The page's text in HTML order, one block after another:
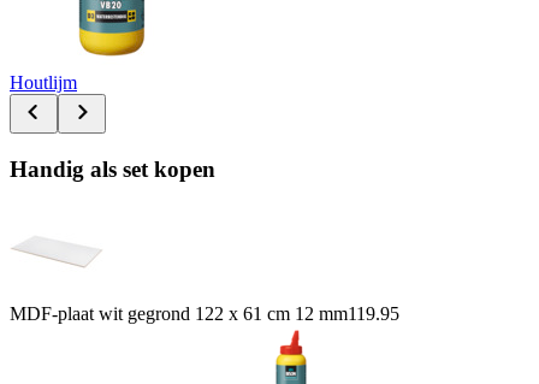
Houtlijm
Handig als set kopen
MDF-plaat wit gegrond 122 x 61 cm 12 mm119.95